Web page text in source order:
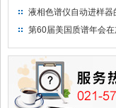
液相色谱仪自动进样器
维护
第60届美国质谱年会